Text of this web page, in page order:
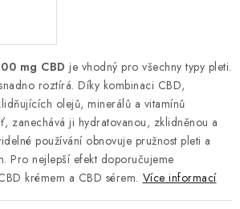
mg CBD je vhodný pro všechny typy pleti.
roztírá. Díky kombinaci CBD,
olejů, minerálů a vitamínů
zanechává ji hydratovanou, zklidněnou a
používání obnovuje pružnost pleti a
Pro nejlepší efekt doporučujeme
krémem a CBD sérem. Více informací